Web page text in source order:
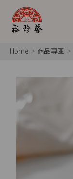
Home 商品專區